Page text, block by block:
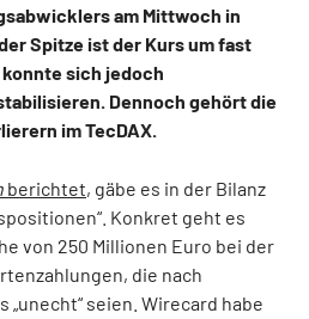
am Mittwoch in
Spitze ist der Kurs um fast
sich jedoch
Dennoch gehört die
im TecDAX.
berichtet, gäbe es in der Bilanz
Konkret geht es
von 250 Millionen Euro bei der
die nach
„unecht“ seien. Wirecard habe